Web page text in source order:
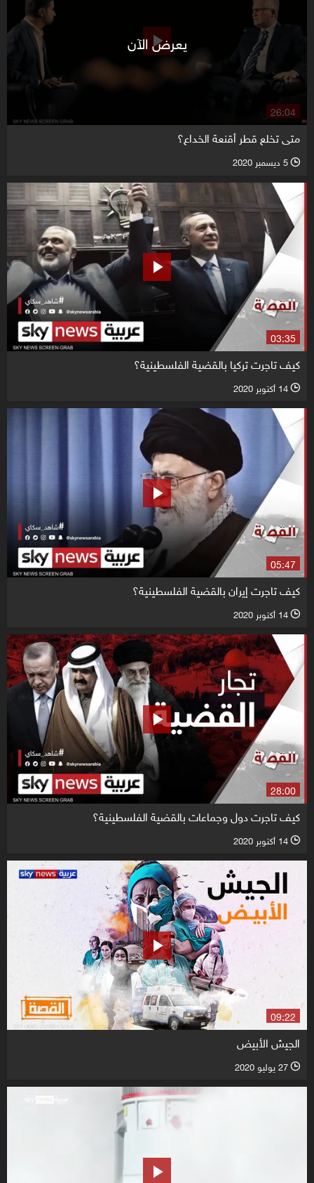
26:04
يعرض الآن
متى تخلع قطر أقنعة الخداع؟
l 5 ديسمبر 2020
03:35
كيف تاجرت تركيا بالقضية الفلسطينية؟
l 14 أكتوبر 2020
05:47
كيف تاجرت إيران بالقضية الفلسطينية؟
l 14 أكتوبر 2020
28:00
كيف تاجرت دول وجماعات بالقضية الفلسطينية؟
l 14 أكتوبر 2020
09:22
الجيش الأبيض
l 27 يوليو 2020